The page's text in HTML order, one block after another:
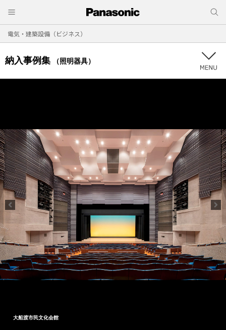
電気・建築設備（ビジネス）
納入事例集 （照明器具）
大船渡市民文化会館